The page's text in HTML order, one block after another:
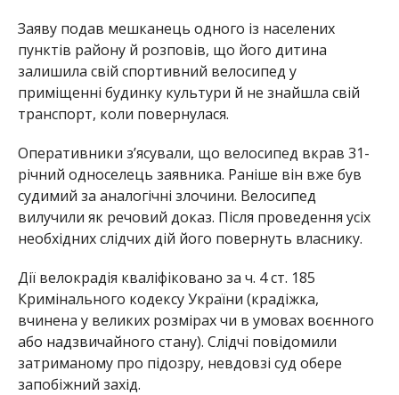
Заяву подав мешканець одного із населених
пунктів району й розповів, що його дитина
залишила свій спортивний велосипед у
приміщенні будинку культури й не знайшла свій
транспорт, коли повернулася.
Оперативники з’ясували, що велосипед вкрав 31-
річний односелець заявника. Раніше він вже був
судимий за аналогічні злочини. Велосипед
вилучили як речовий доказ. Після проведення усіх
необхідних слідчих дій його повернуть власнику.
Дії велокрадія кваліфіковано за ч. 4 ст. 185
Кримінального кодексу України (крадіжка,
вчинена у великих розмірах чи в умовах воєнного
або надзвичайного стану). Слідчі повідомили
затриманому про підозру, невдовзі суд обере
запобіжний захід.